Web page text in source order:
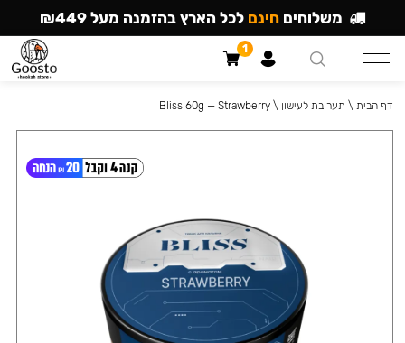
דף הבית \ תערובת לעישון \
Bliss 60g — Strawberry
משלוחים חינם לכל הארץ בהזמנה מעל ₪449
1